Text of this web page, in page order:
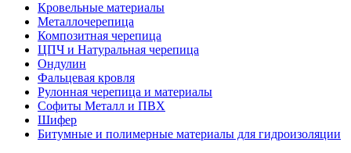
Кровельные материалы
Металлочерепица
Композитная черепица
ЦПЧ и Натуральная черепица
Ондулин
Фальцевая кровля
Рулонная черепица и материалы
Софиты Металл и ПВХ
Шифер
Битумные и полимерные материалы для гидроизоляции